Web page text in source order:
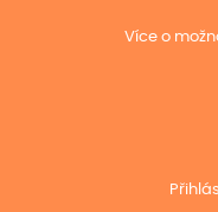
Více o